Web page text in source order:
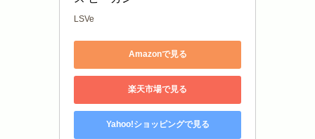
LSVe
Amazonで見る
楽天市場で見る
Yahoo!ショッピングで見る